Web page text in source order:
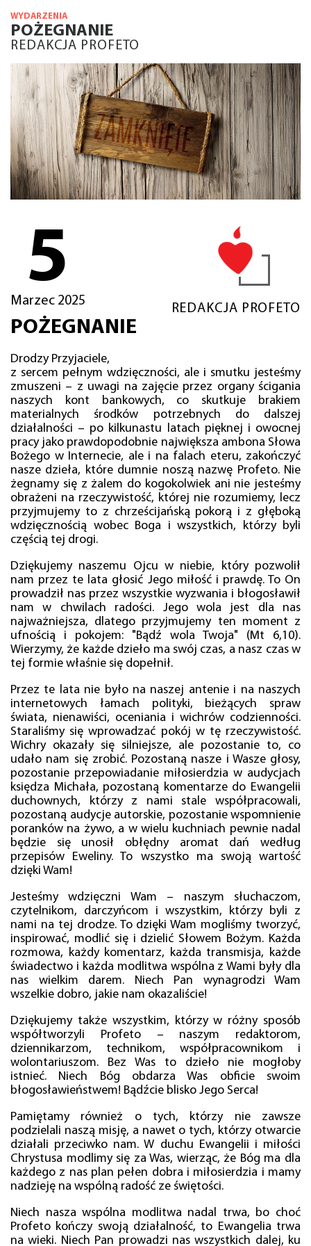
WYDARZENIA
POŻEGNANIE
REDAKCJA PROFETO
5
Marzec 2025
REDAKCJA PROFETO
POŻEGNANIE
Drodzy Przyjaciele,
z sercem pełnym wdzięczności, ale i smutku jesteśmy
zmuszeni – z uwagi na zajęcie przez organy ścigania
naszych kont bankowych, co skutkuje brakiem
materialnych środków potrzebnych do dalszej
działalności – po kilkunastu latach pięknej i owocnej
pracy jako prawdopodobnie największa ambona Słowa
Bożego w Internecie, ale i na falach eteru, zakończyć
nasze dzieła, które dumnie noszą nazwę Profeto. Nie
żegnamy się z żalem do kogokolwiek ani nie jesteśmy
obrażeni na rzeczywistość, której nie rozumiemy, lecz
przyjmujemy to z chrześcijańską pokorą i z głęboką
wdzięcznością wobec Boga i wszystkich, którzy byli
częścią tej drogi.
Dziękujemy naszemu Ojcu w niebie, który pozwolił
nam przez te lata głosić Jego miłość i prawdę. To On
prowadził nas przez wszystkie wyzwania i błogosławił
nam w chwilach radości. Jego wola jest dla nas
najważniejsza, dlatego przyjmujemy ten moment z
ufnością i pokojem: "Bądź wola Twoja" (Mt 6,10).
Wierzymy, że każde dzieło ma swój czas, a nasz czas w
tej formie właśnie się dopełnił.
Przez te lata nie było na naszej antenie i na naszych
internetowych łamach polityki, bieżących spraw
świata, nienawiści, oceniania i wichrów codzienności.
Staraliśmy się wprowadzać pokój w tę rzeczywistość.
Wichry okazały się silniejsze, ale pozostanie to, co
udało nam się zrobić. Pozostaną nasze i Wasze głosy,
pozostanie przepowiadanie miłosierdzia w audycjach
księdza Michała, pozostaną komentarze do Ewangelii
duchownych, którzy z nami stale współpracowali,
pozostaną audycje autorskie, pozostanie wspomnienie
poranków na żywo, a w wielu kuchniach pewnie nadal
będzie się unosił obłędny aromat dań według
przepisów Eweliny. To wszystko ma swoją wartość
dzięki Wam!
Jesteśmy wdzięczni Wam – naszym słuchaczom,
czytelnikom, darczyńcom i wszystkim, którzy byli z
nami na tej drodze. To dzięki Wam mogliśmy tworzyć,
inspirować, modlić się i dzielić Słowem Bożym. Każda
rozmowa, każdy komentarz, każda transmisja, każde
świadectwo i każda modlitwa wspólna z Wami były dla
nas wielkim darem. Niech Pan wynagrodzi Wam
wszelkie dobro, jakie nam okazaliście!
Dziękujemy także wszystkim, którzy w różny sposób
współtworzyli Profeto – naszym redaktorom,
dziennikarzom, technikom, współpracownikom i
wolontariuszom. Bez Was to dzieło nie mogłoby
istnieć. Niech Bóg obdarza Was obficie swoim
błogosławieństwem! Bądźcie blisko Jego Serca!
Pamiętamy również o tych, którzy nie zawsze
podzielali naszą misję, a nawet o tych, którzy otwarcie
działali przeciwko nam. W duchu Ewangelii i miłości
Chrystusa modlimy się za Was, wierząc, że Bóg ma dla
każdego z nas plan pełen dobra i miłosierdzia i mamy
nadzieję na wspólną radość ze świętości.
Niech nasza wspólna modlitwa nadal trwa, bo choć
Profeto kończy swoją działalność, to Ewangelia trwa
na wieki. Niech Pan prowadzi nas wszystkich dalej, ku